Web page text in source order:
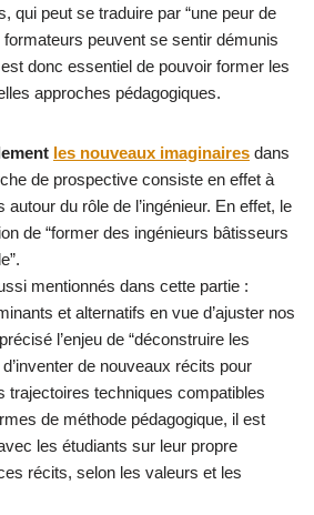
qui peut se traduire par “une peur de
formateurs peuvent se sentir démunis
donc essentiel de pouvoir former les
approches pédagogiques.
les nouveaux imaginaires dans
de prospective consiste en effet à
du rôle de l’ingénieur. En effet, le
de “former des ingénieurs bâtisseurs
mentionnés dans cette partie :
et alternatifs en vue d’ajuster nos
l’enjeu de “déconstruire les
de nouveaux récits pour
trajectoires techniques compatibles
de méthode pédagogique, il est
les étudiants sur leur propre
récits, selon les valeurs et les